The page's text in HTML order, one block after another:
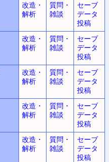
改造・
解析
質問・
雑談
セーブ
データ
投稿
改造・
解析
質問・
雑談
セーブ
データ
投稿
改造・
解析
質問・
雑談
セーブ
データ
投稿
改造・
解析
質問・
雑談
セーブ
データ
投稿
改造・
解析
質問・
雑談
セーブ
データ
投稿